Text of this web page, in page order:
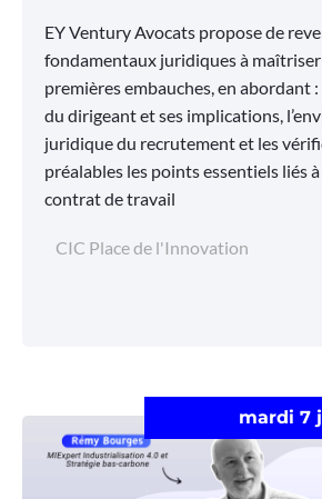
EY Ventury Avocats propose de
fondamentaux juridiques à maîtriser
premières embauches, en abordant
du dirigeant et ses implications,
juridique du recrutement et les
préalables les points essentiels liés
contrat de travail
CIC Place de l'Innovation
mardi 7